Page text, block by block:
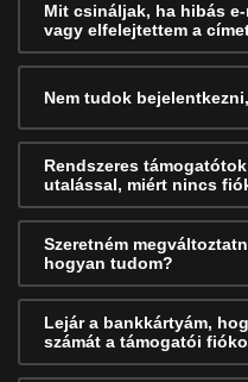
Mit csináljak, ha hibás
vagy elfelejtettem a
Nem tudok
Rendszeres
utalással, miért nincs
Szeretném
hogyan tudom?
Lejár a bankkártyám,
számát a támogatói